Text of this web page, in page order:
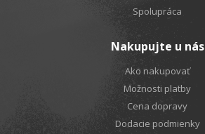
Spolupráca
Nakupujte u nás
Ako nakupovať
Možnosti platby
Cena dopravy
Dodacie podmienky